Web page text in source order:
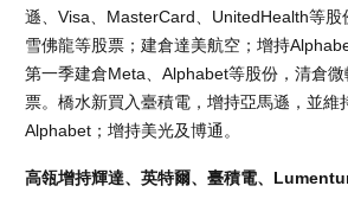
遜、Visa、MasterCard、UnitedHealth等股
雪佛龍等股票；建倉達美航空；增持
第一季建倉Meta、Alphabet等股份，清倉
票。橋水新買入臺積電，增持亞馬遜，並維
Alphabet；增持美光及博通。
高瓴增持輝達、英特爾、臺積電、